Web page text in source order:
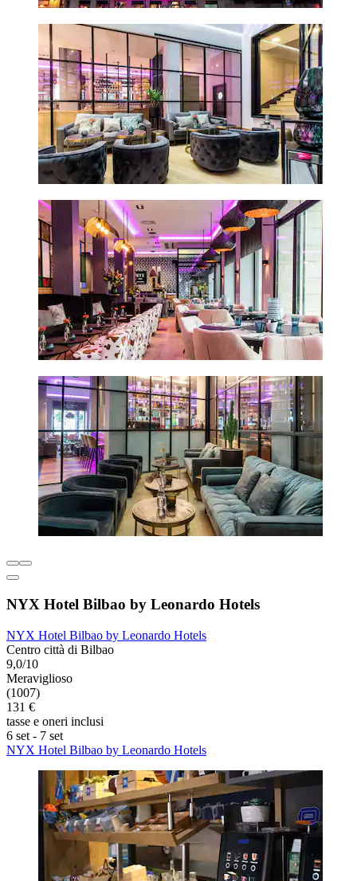
NYX Hotel Bilbao by Leonardo Hotels
NYX Hotel Bilbao by Leonardo Hotels
Centro città di Bilbao
9,0/10
Meraviglioso
(1007)
131 €
tasse e oneri inclusi
6 set - 7 set
NYX Hotel Bilbao by Leonardo Hotels